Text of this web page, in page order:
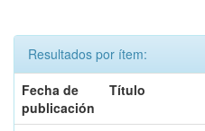
Resultados por ítem:
Fecha de
publicación
Título